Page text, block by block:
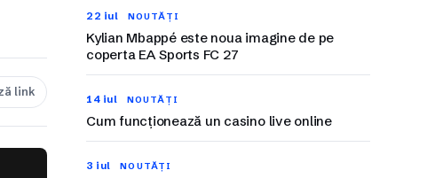
link
22 iul NOUTĂȚI
Kylian Mbappé este noua imagine de pe
coperta EA Sports FC 27
14 iul NOUTĂȚI
Cum funcționează un casino live online
3 iul NOUTĂȚI